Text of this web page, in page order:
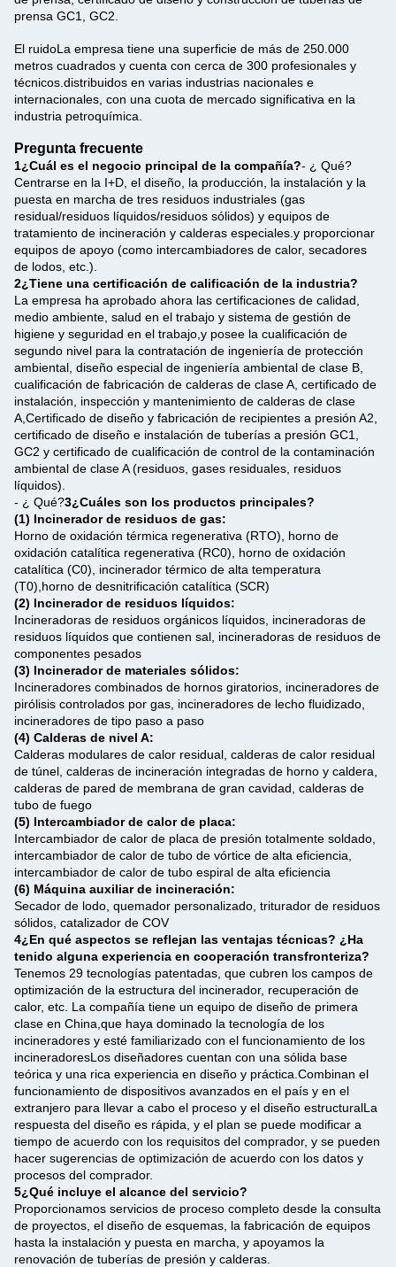
prensa GC1, GC2.
El ruidoLa empresa tiene una superficie de más de 250.000
metros cuadrados y cuenta con cerca de 300 profesionales y
técnicos.distribuidos en varias industrias nacionales e
internacionales, con una cuota de mercado significativa en la
industria petroquímica.
Pregunta frecuente
1¿Cuál es el negocio principal de la compañía?- ¿ Qué?
Centrarse en la I+D, el diseño, la producción, la instalación y la
puesta en marcha de tres residuos industriales (gas
residual/residuos líquidos/residuos sólidos) y equipos de
tratamiento de incineración y calderas especiales.y proporcionar
equipos de apoyo (como intercambiadores de calor, secadores
de lodos, etc.).
2¿Tiene una certificación de calificación de la industria?
La empresa ha aprobado ahora las certificaciones de calidad,
medio ambiente, salud en el trabajo y sistema de gestión de
higiene y seguridad en el trabajo,y posee la cualificación de
segundo nivel para la contratación de ingeniería de protección
ambiental, diseño especial de ingeniería ambiental de clase B,
cualificación de fabricación de calderas de clase A, certificado de
instalación, inspección y mantenimiento de calderas de clase
A,Certificado de diseño y fabricación de recipientes a presión A2,
certificado de diseño e instalación de tuberías a presión GC1,
GC2 y certificado de cualificación de control de la contaminación
ambiental de clase A (residuos, gases residuales, residuos
líquidos).
- ¿ Qué?3¿Cuáles son los productos principales?
(1) Incinerador de residuos de gas:
Horno de oxidación térmica regenerativa (RTO), horno de
oxidación catalítica regenerativa (RC0), horno de oxidación
catalítica (C0), incinerador térmico de alta temperatura
(T0),horno de desnitrificación catalítica (SCR)
(2) Incinerador de residuos líquidos:
Incineradoras de residuos orgánicos líquidos, incineradoras de
residuos líquidos que contienen sal, incineradoras de residuos de
componentes pesados
(3) Incinerador de materiales sólidos:
Incineradores combinados de hornos giratorios, incineradores de
pirólisis controlados por gas, incineradores de lecho fluidizado,
incineradores de tipo paso a paso
(4) Calderas de nivel A:
Calderas modulares de calor residual, calderas de calor residual
de túnel, calderas de incineración integradas de horno y caldera,
calderas de pared de membrana de gran cavidad, calderas de
tubo de fuego
(5) Intercambiador de calor de placa:
Intercambiador de calor de placa de presión totalmente soldado,
intercambiador de calor de tubo de vórtice de alta eficiencia,
intercambiador de calor de tubo espiral de alta eficiencia
(6) Máquina auxiliar de incineración:
Secador de lodo, quemador personalizado, triturador de residuos
sólidos, catalizador de COV
4¿En qué aspectos se reflejan las ventajas técnicas? ¿Ha
tenido alguna experiencia en cooperación transfronteriza?
Tenemos 29 tecnologías patentadas, que cubren los campos de
optimización de la estructura del incinerador, recuperación de
calor, etc. La compañía tiene un equipo de diseño de primera
clase en China,que haya dominado la tecnología de los
incineradores y esté familiarizado con el funcionamiento de los
incineradoresLos diseñadores cuentan con una sólida base
teórica y una rica experiencia en diseño y práctica.Combinan el
funcionamiento de dispositivos avanzados en el país y en el
extranjero para llevar a cabo el proceso y el diseño estructuralLa
respuesta del diseño es rápida, y el plan se puede modificar a
tiempo de acuerdo con los requisitos del comprador, y se pueden
hacer sugerencias de optimización de acuerdo con los datos y
procesos del comprador.
5¿Qué incluye el alcance del servicio?
Proporcionamos servicios de proceso completo desde la consulta
de proyectos, el diseño de esquemas, la fabricación de equipos
hasta la instalación y puesta en marcha, y apoyamos la
renovación de tuberías de presión y calderas.